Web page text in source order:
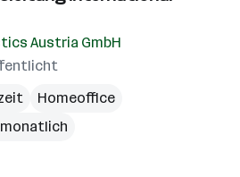
Austria GmbH
Homeoffice